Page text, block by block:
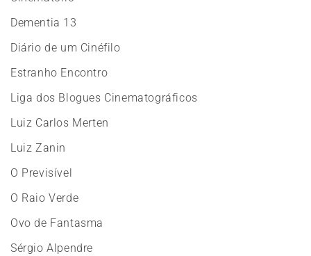
Dementia 13
Diário de um Cinéfilo
Estranho Encontro
Liga dos Blogues Cinematográficos
Luiz Carlos Merten
Luiz Zanin
O Previsível
O Raio Verde
Ovo de Fantasma
Sérgio Alpendre